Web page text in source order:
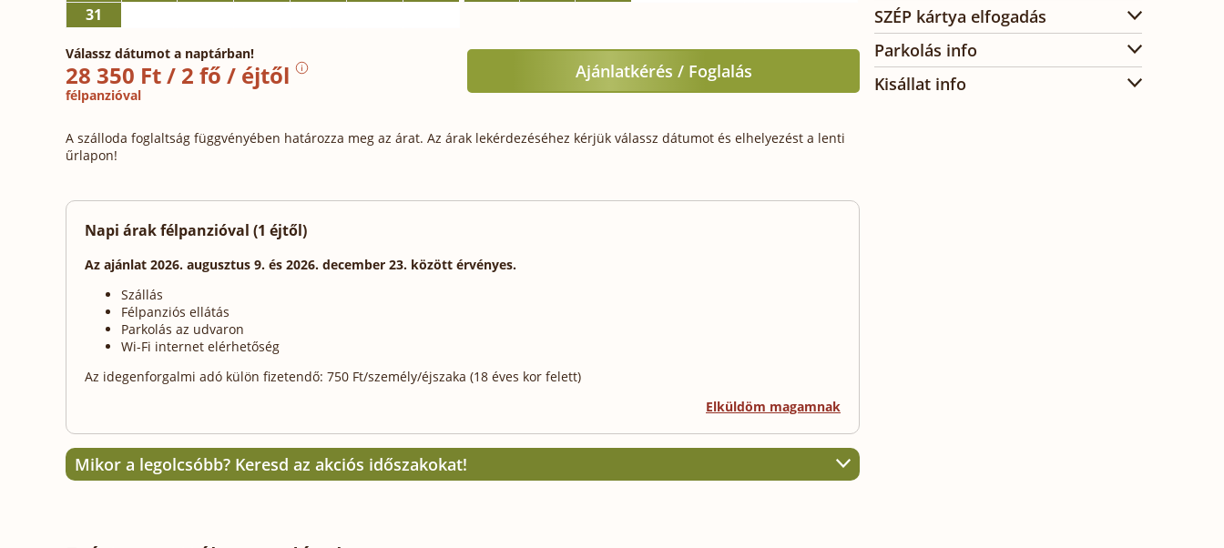
31
Válassz dátumot a naptárban!
28 350 Ft / 2 fő / éjtől
félpanzióval
Ajánlatkérés / Foglalás
A szálloda foglaltság függvényében határozza meg az árat. Az árak lekérdezéséhez kérjük válassz dátumot és elhelyezést a lenti
űrlapon!
Napi árak félpanzióval (1 éjtől)
Az ajánlat 2026. augusztus 9. és 2026. december 23. között érvényes.
Szállás
Félpanziós ellátás
Parkolás az udvaron
Wi-Fi internet elérhetőség
Az idegenforgalmi adó külön fizetendő: 750 Ft/személy/éjszaka (18 éves kor felett)
Elküldöm magamnak
Mikor a legolcsóbb? Keresd az akciós időszakokat!
SZÉP kártya elfogadás
Parkolás info
Kisállat info